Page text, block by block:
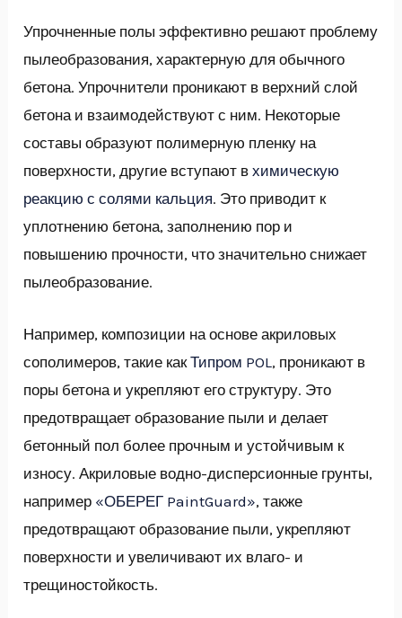
Упрочненные полы эффективно решают проблему
пылеобразования, характерную для обычного
бетона. Упрочнители проникают в верхний слой
бетона и взаимодействуют с ним. Некоторые
составы образуют полимерную пленку на
поверхности, другие вступают вхимическую
реакцию с солями кальция. Это приводит к
уплотнению бетона, заполнению пор и
повышению прочности, что значительно снижает
пылеобразование.
Например, композиции на основе акриловых
сополимеров, такие какТипром POL, проникают в
поры бетона и укрепляют его структуру. Это
предотвращает образование пыли и делает
бетонный пол более прочным и устойчивым к
износу. Акриловые водно-дисперсионные грунты,
например «ОБЕРЕГ PaintGuard», также
предотвращают образование пыли, укрепляют
поверхности и увеличивают их влаго- и
трещиностойкость.